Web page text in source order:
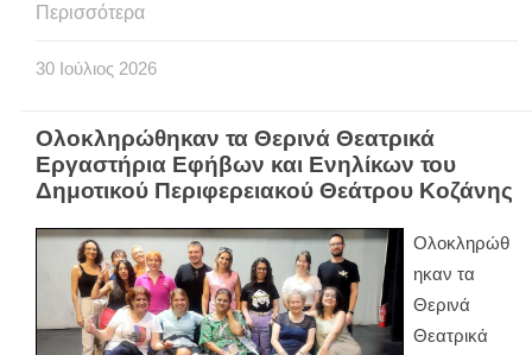
Περισσότερα
30 Ιούλιος 2026
Ολοκληρώθηκαν τα Θερινά Θεατρικά
Εργαστήρια Εφήβων και Ενηλίκων του
Δημοτικού Περιφερειακού Θεάτρου Κοζάνης
Ολοκληρώθ
ηκαν τα
Θερινά
Θεατρικά